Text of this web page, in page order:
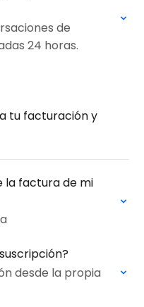
de
24 horas.
tu facturación y
la factura de mi
desde la propia